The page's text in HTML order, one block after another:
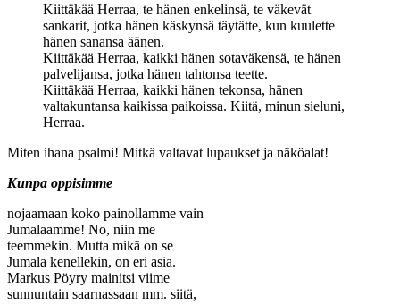
Kiittäkää Herraa, te hänen enkelinsä, te väkevät
sankarit, jotka hänen käskynsä täytätte, kun kuulette
hänen sanansa äänen.
Kiittäkää Herraa, kaikki hänen sotaväkensä, te hänen
palvelijansa, jotka hänen tahtonsa teette.
Kiittäkää Herraa, kaikki hänen tekonsa, hänen
valtakuntansa kaikissa paikoissa. Kiitä, minun sieluni,
Herraa.
Miten ihana psalmi! Mitkä valtavat lupaukset ja näköalat!
Kunpa oppisimme
nojaamaan koko painollamme vain
Jumalaamme! No, niin me
teemmekin. Mutta mikä on se
Jumala kenellekin, on eri asia.
Markus Pöyry mainitsi viime
sunnuntain saarnassaan mm. siitä,